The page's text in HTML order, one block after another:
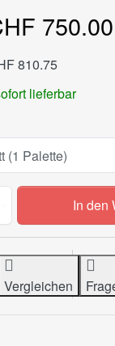
750.00
810.75
lieferbar
Kopierpapier
In den
Vergleichen